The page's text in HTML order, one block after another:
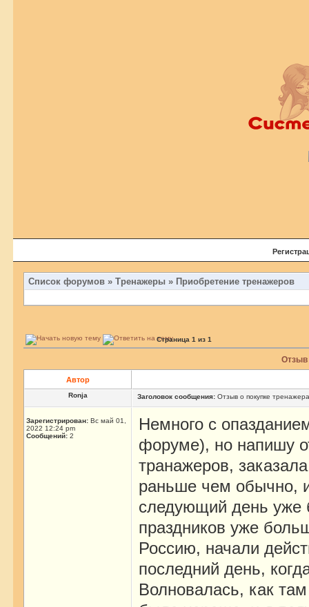
Список форумов » Тренажеры » Приобретение тренажеров
Страница 1 из 1
Отзыв
Автор
Ronja Заголовок сообщения: Отзыв о покупке тренажера
Зарегистрирован: Вс май 01,
2022 12:24 pm
Сообщений: 2
Немного с
форуме), но напишу
транажеров,
раньше чем обычно,
следующий день уже
праздников уже
Россию, начали
последний день,
Волновалась, как